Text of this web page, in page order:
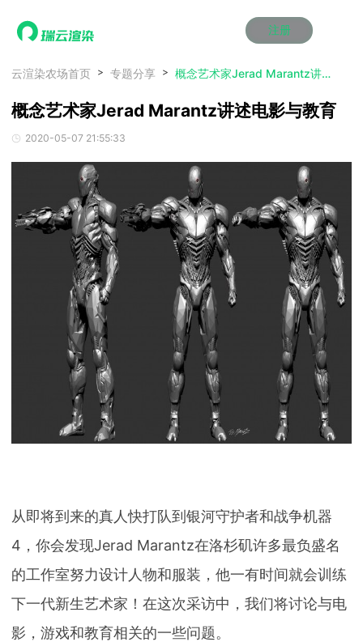
注册
首页
产品服务
云制作
瑞兔百宝箱
AI视频插帧
云制作
瑞兔百宝箱
AI视频插帧
云制作
瑞兔百宝箱
AI视频插帧
云制作
瑞兔百宝箱
AI视频插帧
云制作
瑞兔百宝箱
AI视频插帧
云制作
瑞兔百宝箱
AI视频插帧
Maya云渲染方案
3ds Max云渲染方案
Cinema 4D云渲染方案
Blender 云渲染方案
Maya AI渲染方案
Maya云渲染方案
3ds Max云渲染方案
Cinema 4D云渲染方案
Blender 云渲染方案
Maya AI渲染方案
Maya云渲染方案
3ds Max云渲染方案
Cinema 4D云渲染方案
Blender 云渲染方案
Maya AI渲染方案
Maya云渲染方案
3ds Max云渲染方案
Cinema 4D云渲染方案
Blender 云渲染方案
Maya AI渲染方案
Maya云渲染方案
3ds Max云渲染方案
Cinema 4D云渲染方案
Blender 云渲染方案
Maya AI渲染方案
Maya云渲染方案
3ds Max云渲染方案
Cinema 4D云渲染方案
Blender 云渲染方案
Maya AI渲染方案
动画价格
效果图价格
云制作价格
动画价格
效果图价格
云制作价格
动画价格
效果图价格
云制作价格
动画价格
效果图价格
云制作价格
动画价格
效果图价格
云制作价格
动画价格
效果图价格
云制作价格
案例
资讯&赛事
新闻资讯
渲染百科
渲染大赛
泛CG交流会
新闻资讯
渲染百科
渲染大赛
泛CG交流会
新闻资讯
渲染百科
渲染大赛
泛CG交流会
新闻资讯
渲染百科
渲染大赛
泛CG交流会
新闻资讯
渲染百科
渲染大赛
泛CG交流会
新闻资讯
渲染百科
渲染大赛
泛CG交流会
特惠专区
云渲染优惠攻略
青云平台
教育优惠
云渲染优惠攻略
青云平台
教育优惠
云渲染优惠攻略
青云平台
教育优惠
云渲染优惠攻略
青云平台
教育优惠
云渲染优惠攻略
青云平台
教育优惠
云渲染优惠攻略
青云平台
教育优惠
关于我们
动画客户端
效果图客户端
动画客户端
效果图客户端
动画客户端
效果图客户端
动画客户端
效果图客户端
动画客户端
效果图客户端
动画客户端
效果图客户端
帮助/教程
云渲染农场首页 专题分享 概念艺术家Jerad Marantz讲述电影与教育
概念艺术家Jerad Marantz讲述电影与教育
2020-05-07 21:55:33
从即将到来的真人快打队到银河守护者和战争机器
4，你会发现Jerad Marantz在洛杉矶许多最负盛名
的工作室努力设计人物和服装，他一有时间就会训练
下一代新生艺术家！在这次采访中，我们将讨论与电
影，游戏和教育相关的一些问题。